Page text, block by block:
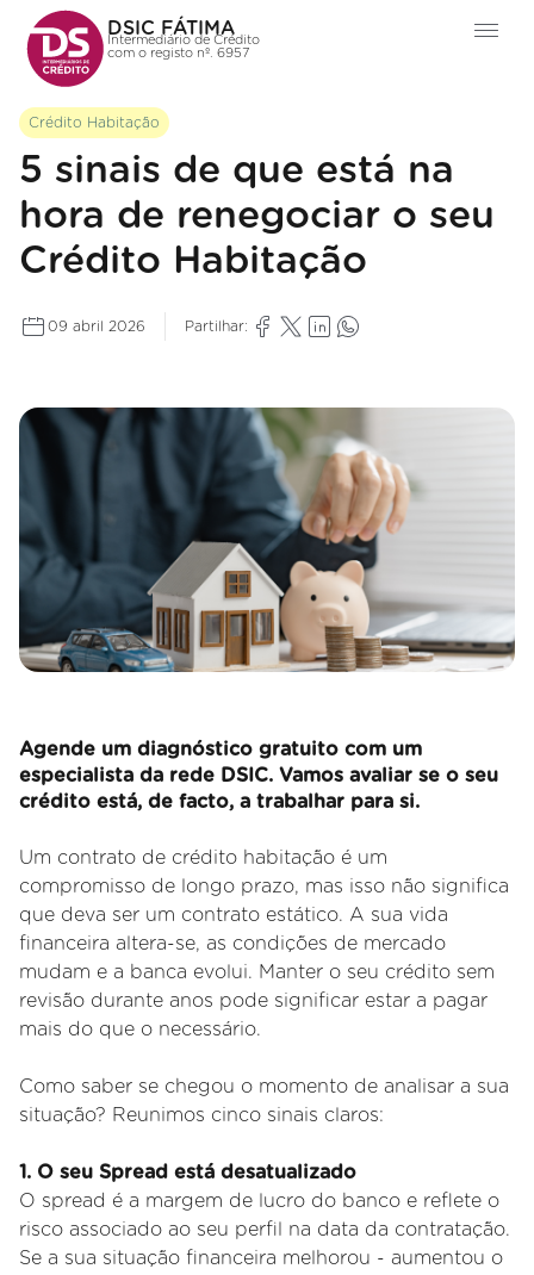
DSIC FÁTIMA
Intermediário de Crédito
com o registo nº. 6957
Crédito Habitação
5 sinais de que está na
hora de renegociar o seu
Crédito Habitação
09 abril 2026 Partilhar:
Agende um diagnóstico gratuito com um
especialista da rede DSIC. Vamos avaliar se o seu
crédito está, de facto, a trabalhar para si.
Um contrato de crédito habitação é um
compromisso de longo prazo, mas isso não significa
que deva ser um contrato estático. A sua vida
financeira altera-se, as condições de mercado
mudam e a banca evolui. Manter o seu crédito sem
revisão durante anos pode significar estar a pagar
mais do que o necessário.
Como saber se chegou o momento de analisar a sua
situação? Reunimos cinco sinais claros:
1. O seu Spread está desatualizado
O spread é a margem de lucro do banco e reflete o
risco associado ao seu perfil na data da contratação.
Se a sua situação financeira melhorou - aumentou o